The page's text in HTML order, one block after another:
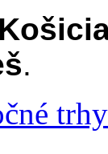
.